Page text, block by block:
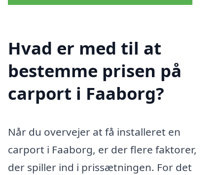
Hvad er med til at
bestemme prisen på
carport i Faaborg?
Når du overvejer at få installeret en
carport i Faaborg, er der flere faktorer,
der spiller ind i prissætningen. For det